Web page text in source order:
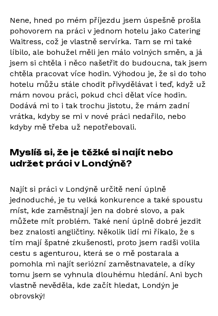
Nene, hned po mém příjezdu jsem úspešně prošla
pohovorem na práci v jednom hotelu jako Catering
Waitress, což je vlastně servírka. Tam se mi také
líbilo, ale bohužel měli jen málo volných směn, a já
jsem si chtěla i něco našetřit do budoucna, tak jsem
chtěla pracovat více hodin. Výhodou je, že si do toho
hotelu můžu stále chodit přivydělávat i teď, když už
mám novou práci, pokud chci dělat více hodin.
Dodává mi to i tak trochu jistotu, že mám zadní
vrátka, kdyby se mi v nové práci nedařilo, nebo
kdyby mě třeba už nepotřebovali.
Myslíš si, že je těžké si najít nebo
udržet práci v Londýně?
Najít si práci v Londýně určitě není úplně
jednoduché, je tu velká konkurence a také spoustu
míst, kde zaměstnají jen na dobré slovo, a pak
můžete mít problém. Také není úplně dobré jezdit
bez znalosti angličtiny. Několik lidí mi říkalo, že s
tím mají špatné zkušenosti, proto jsem radši volila
cestu s agenturou, která se o mě postarala a
pomohla mi najít seriózní zaměstnavatele, a díky
tomu jsem se vyhnula dlouhému hledání. Ani bych
vlastně nevěděla, kde začít hledat, Londýn je
obrovský!